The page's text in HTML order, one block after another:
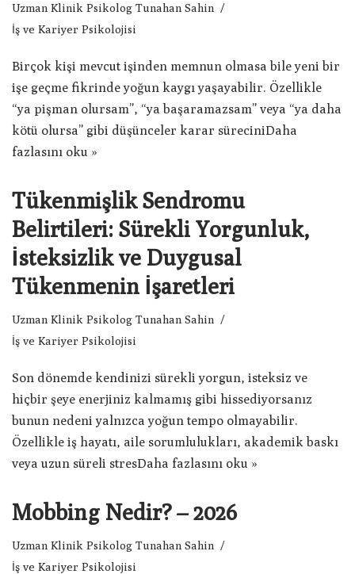
Uzman Klinik Psikolog Tunahan Sahin
İş ve Kariyer Psikolojisi
Birçok kişi mevcut işinden memnun olmasa bile yeni bir
işe geçme fikrinde yoğun kaygı yaşayabilir. Özellikle
“ya pişman olursam”, “ya başaramazsam” veya “ya daha
kötü olursa” gibi düşünceler karar süreciniDaha
fazlasını oku »
Tükenmişlik Sendromu
Belirtileri: Sürekli Yorgunluk,
İsteksizlik ve Duygusal
Tükenmenin İşaretleri
Uzman Klinik Psikolog Tunahan Sahin
İş ve Kariyer Psikolojisi
Son dönemde kendinizi sürekli yorgun, isteksiz ve
hiçbir şeye enerjiniz kalmamış gibi hissediyorsanız
bunun nedeni yalnızca yoğun tempo olmayabilir.
Özellikle iş hayatı, aile sorumlulukları, akademik baskı
veya uzun süreli stresDaha fazlasını oku »
Mobbing Nedir? – 2026
Uzman Klinik Psikolog Tunahan Sahin
İş ve Kariyer Psikolojisi